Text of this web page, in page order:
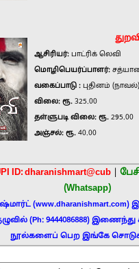
ஆசிரியர்: பாட்ரிக் லெவி
மொழிபெயர்ப்பாளர்:
வகைப்பாடு : புதினம் (நாவல்)
விலை: ரூ. 325.00
தள்ளுபடி விலை: ரூ. 295.00
அஞ்சல்: ரூ. 40.00
ID: dharanishmart@cub
(Whatsapp)
(Ph: 9444086888)
நூல்களைப் பெற இங்கே